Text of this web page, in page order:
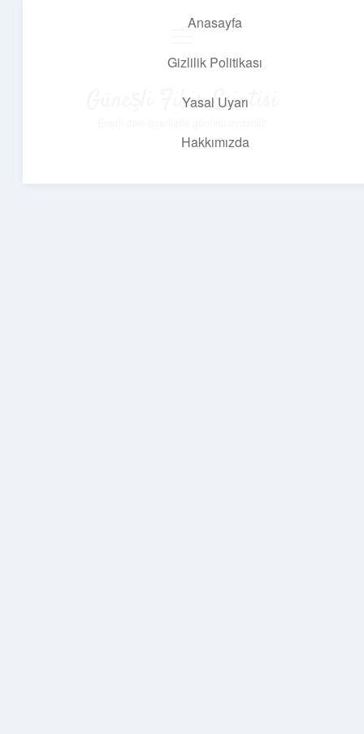
Anasayfa
Gizlilik Politikası
Yasal Uyarı
Hakkımızda
Güneşli Fikir Esintisi